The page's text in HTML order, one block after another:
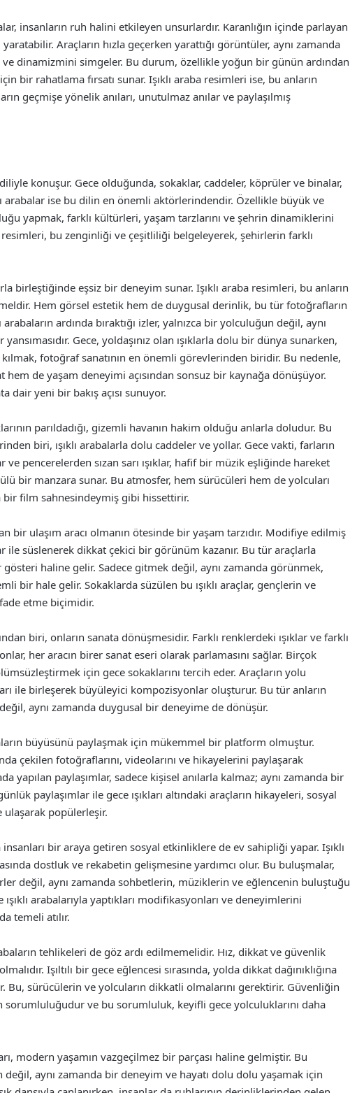
insanların ruh halini etkileyen unsurlardır. Karanlığın içinde parlayan
Araçların hızla geçerken yarattığı görüntüler, aynı zamanda
ve dinamizmini simgeler. Bu durum, özellikle yoğun bir günün ardından
bir rahatlama fırsatı sunar. Işıklı araba resimleri ise, bu anların
geçmişe yönelik anıları, unutulmaz anılar ve paylaşılmış
konuşur. Gece olduğunda, sokaklar, caddeler, köprüler ve binalar,
arabalar ise bu dilin en önemli aktörlerindendir. Özellikle büyük ve
yapmak, farklı kültürleri, yaşam tarzlarını ve şehrin dinamiklerini
resimleri, bu zenginliği ve çeşitliliği belgeleyerek, şehirlerin farklı
birleştiğinde eşsiz bir deneyim sunar. Işıklı araba resimleri, bu anların
Hem görsel estetik hem de duygusal derinlik, bu tür fotoğrafların
ardında bıraktığı izler, yalnızca bir yolculuğun değil, aynı
Gece, yoldaşınız olan ışıklarla dolu bir dünya sunarken,
fotoğraf sanatının en önemli görevlerinden biridir. Bu nedenle,
hem de yaşam deneyimi açısından sonsuz bir kaynağa dönüşüyor.
dair yeni bir bakış açısı sunuyor.
parıldadığı, gizemli havanın hakim olduğu anlarla doludur. Bu
biri, ışıklı arabalarla dolu caddeler ve yollar. Gece vakti, farların
ve pencerelerden sızan sarı ışıklar, hafif bir müzik eşliğinde hareket
bir manzara sunar. Bu atmosfer, hem sürücüleri hem de yolcuları
bir film sahnesindeymiş gibi hissettirir.
bir ulaşım aracı olmanın ötesinde bir yaşam tarzıdır. Modifiye edilmiş
ile süslenerek dikkat çekici bir görünüm kazanır. Bu tür araçlarla
haline gelir. Sadece gitmek değil, aynı zamanda görünmek,
bir hale gelir. Sokaklarda süzülen bu ışıklı araçlar, gençlerin ve
etme biçimidir.
biri, onların sanata dönüşmesidir. Farklı renklerdeki ışıklar ve farklı
her aracın birer sanat eseri olarak parlamasını sağlar. Birçok
için gece sokaklarını tercih eder. Araçların yolu
ile birleşerek büyüleyici kompozisyonlar oluşturur. Bu tür anların
aynı zamanda duygusal bir deneyime de dönüşür.
büyüsünü paylaşmak için mükemmel bir platform olmuştur.
çekilen fotoğraflarını, videolarını ve hikayelerini paylaşarak
yapılan paylaşımlar, sadece kişisel anılarla kalmaz; aynı zamanda bir
paylaşımlar ile gece ışıkları altındaki araçların hikayeleri, sosyal
popülerleşir.
insanları bir araya getiren sosyal etkinliklere de ev sahipliği yapar. Işıklı
dostluk ve rekabetin gelişmesine yardımcı olur. Bu buluşmalar,
değil, aynı zamanda sohbetlerin, müziklerin ve eğlencenin buluştuğu
arabalarıyla yaptıkları modifikasyonları ve deneyimlerini
temeli atılır.
tehlikeleri de göz ardı edilmemelidir. Hız, dikkat ve güvenlik
Işıltılı bir gece eğlencesi sırasında, yolda dikkat dağınıklığına
Bu, sürücülerin ve yolcuların dikkatli olmalarını gerektirir. Güvenliğin
sorumluluğudur ve bu sorumluluk, keyifli gece yolculuklarını daha
modern yaşamın vazgeçilmez bir parçası haline gelmiştir. Bu
aynı zamanda bir deneyim ve hayatı dolu dolu yaşamak için